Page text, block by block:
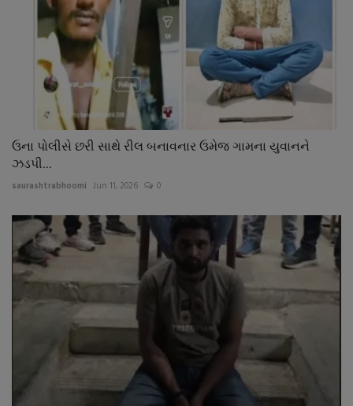
ઉના પોલીસે છરી સાથે રીલ બનાવનાર ઉમેજ ગામના યુવાનને
ઝડપી...
saurashtrabhoomi Jun 11, 2026 0